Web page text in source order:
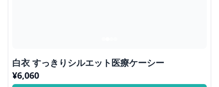
白衣 すっきりシルエット医療ケーシー
¥6,060